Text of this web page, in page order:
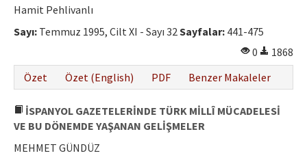
Hamit Pehlivanlı
Sayı: Temmuz 1995, Cilt XI - Sayı 32Sayfalar: 441-475
0
1868
Özet
Özet (English) PDF Benzer Makaleler
İSPANYOL GAZETELERİNDE TÜRK MİLLÎ MÜCADELESİ
VE BU DÖNEMDE YAŞANAN GELİŞMELER
MEHMET GÜNDÜZ